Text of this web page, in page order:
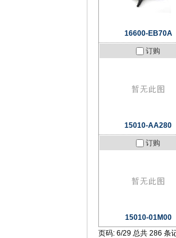
16600-EB70A
订购
15010-AA280
订购
15010-01M00
页码: 6/29 总共 286 条